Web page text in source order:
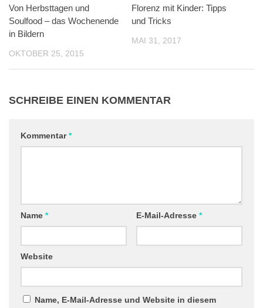
Von Herbsttagen und
Soulfood – das Wochenende
in Bildern
OKTOBER 25, 2015
Florenz mit Kinder: Tipps
und Tricks
MAI 31, 2017
SCHREIBE EINEN KOMMENTAR
Kommentar*
Name * E-Mail-Adresse *
Website
Name, E-Mail-Adresse und Website in diesem